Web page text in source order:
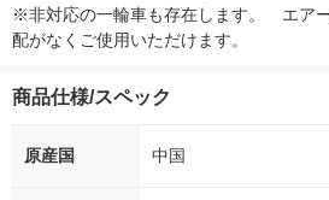
※非対応の一輪車も存在します。　エア
配がなくご使用いただけます。
商品仕様/スペック
原産国 中国